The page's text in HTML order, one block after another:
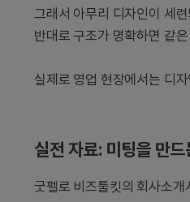
그래서 아무리 디자인이 세
반대로 구조가 명확하면 같
실제로 영업 현장에서는 디
실전 자료: 미팅을 만
굿펠로 비즈툴킷의 회사소